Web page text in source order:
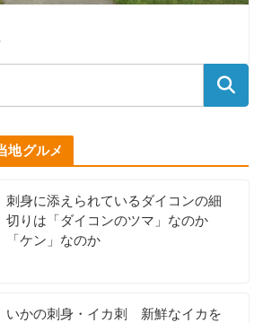
地グルメ
刺身に添えられているダイコンの細
切りは「ダイコンのツマ」なのか
「ケン」なのか
いかの刺身・イカ刺 新鮮なイカを